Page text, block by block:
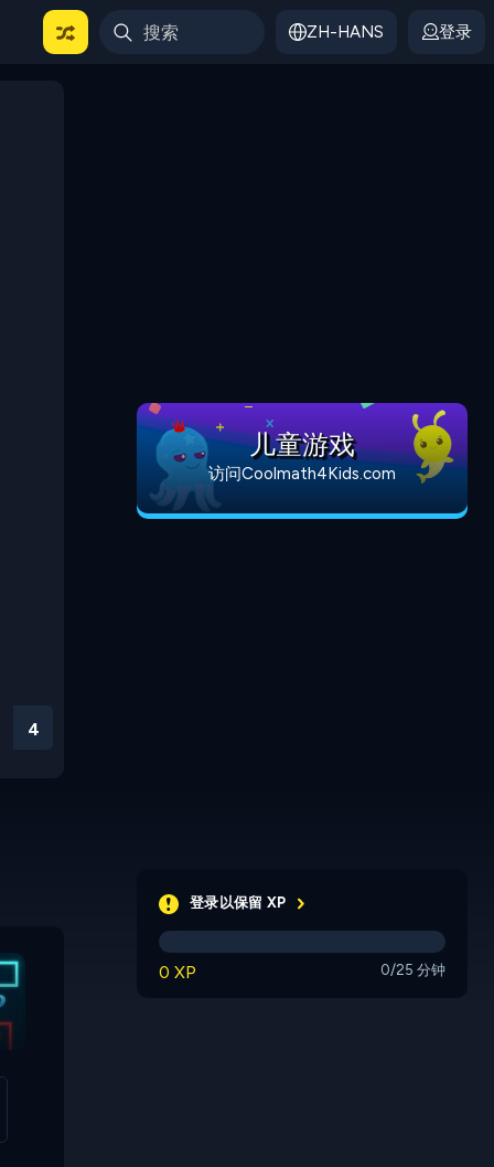
ZH-HANS 登录
3
Run 2
儿童游戏
访问Coolmath4Kids.com
登录以保留 XP
0 XP 0/25 分钟